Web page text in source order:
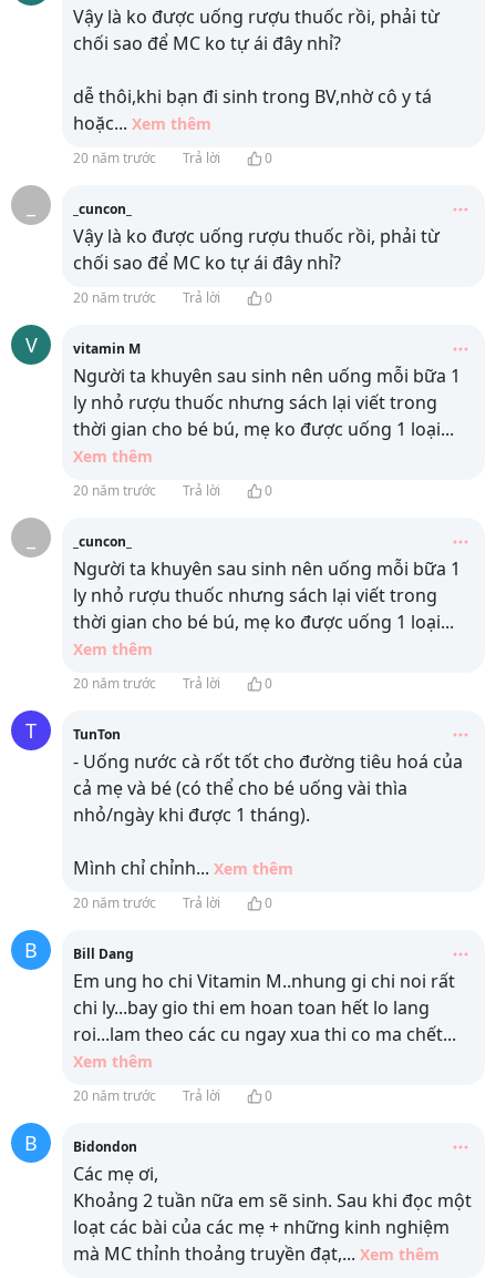
Vậy là ko được uống rượu thuốc rồi, phải từ
chối sao để MC ko tự ái đây nhỉ?
dễ thôi,khi bạn đi sinh trong BV,nhờ cô y tá
hoặc... Xem thêm
20 năm trước Trả lời 0
_cuncon_
Vậy là ko được uống rượu thuốc rồi, phải từ
chối sao để MC ko tự ái đây nhỉ?
20 năm trước Trả lời 0
V vitamin M
Người ta khuyên sau sinh nên uống mỗi bữa 1
ly nhỏ rượu thuốc nhưng sách lại viết trong
thời gian cho bé bú, mẹ ko được uống 1 loại...
Xem thêm
20 năm trước Trả lời 0
_cuncon_
Người ta khuyên sau sinh nên uống mỗi bữa 1
ly nhỏ rượu thuốc nhưng sách lại viết trong
thời gian cho bé bú, mẹ ko được uống 1 loại...
Xem thêm
20 năm trước Trả lời 0
T TunTon
- Uống nước cà rốt tốt cho đường tiêu hoá của
cả mẹ và bé (có thể cho bé uống vài thìa
nhỏ/ngày khi được 1 tháng).
Mình chỉ chỉnh... Xem thêm
20 năm trước Trả lời 0
B Bill Dang
Em ung ho chi Vitamin M..nhung gi chi noi rất
chi ly...bay gio thi em hoan toan hết lo lang
roi...lam theo các cu ngay xua thi co ma chết...
Xem thêm
20 năm trước Trả lời 0
B Bidondon
Các mẹ ơi,
Khoảng 2 tuần nữa em sẽ sinh. Sau khi đọc một
loạt các bài của các mẹ + những kinh nghiệm
mà MC thỉnh thoảng truyền đạt,... Xem thêm